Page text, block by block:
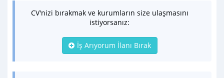
CV'nizi bırakmak ve kurumların size ulaşmasını
istiyorsanız:
İş Arıyorum İlanı Bırak